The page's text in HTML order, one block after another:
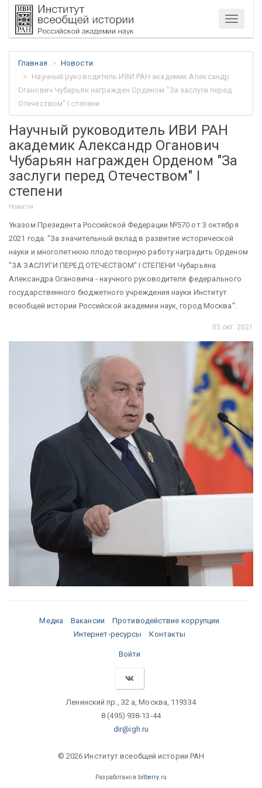
Меню
Главная
Новости
Научный руководитель ИВИ РАН академик Александр
Оганович Чубарьян награжден Орденом "За заслуги перед
Отечеством" I степени
Научный руководитель ИВИ РАН
академик Александр Оганович
Чубарьян награжден Орденом "За
заслуги перед Отечеством" I
степени
Новости
Указом Президента Российской Федерации №570 от 3 октября
2021 года: "За значительный вклад в развитие исторической
науки и многолетнюю плодотворную работу наградить Орденом
"ЗА ЗАСЛУГИ ПЕРЕД ОТЕЧЕСТВОМ" I СТЕПЕНИ Чубарьяна
Александра Огановича - научного руководителя федерального
государственного бюджетного учреждения науки Институт
всеобщей истории Российской академии наук, город Москва".
05 окт. 2021
Медиа Вакансии
Противодействие коррупции
Интернет-ресурсы
Контакты
Войти
Ленинский пр., 32 а, Москва, 119334
8 (495) 938-13-44
dir@igh.ru
© 2026 Институт всеобщей истории РАН
Разработано в bitberry.ru